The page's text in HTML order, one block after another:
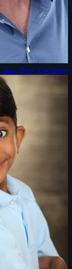
Rory Cochrane ممثل